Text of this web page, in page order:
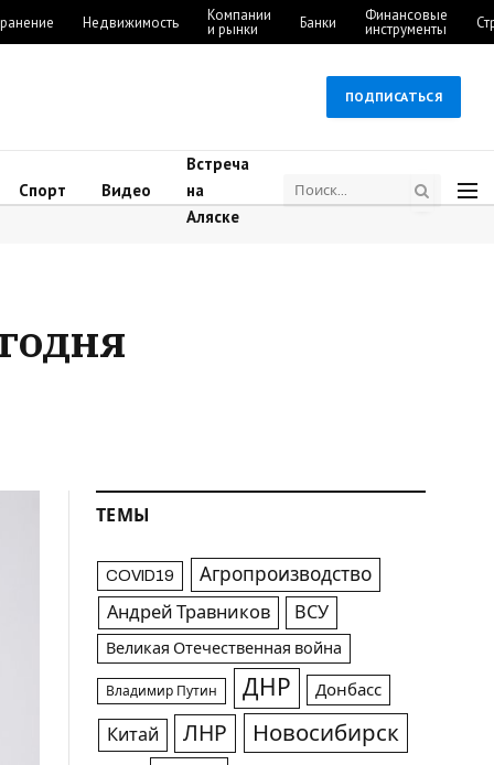
Недвижимость Компании
и рынки Банки Финансовые
инструменты
ПОДПИСАТЬСЯ
Спорт Видео
Встреча
на
Аляске
ТЕМЫ
COVID19 Агропроизводство
Андрей Травников ВСУ
Великая Отечественная война
Владимир Путин ДНР Донбасс
Китай ЛНР Новосибирск